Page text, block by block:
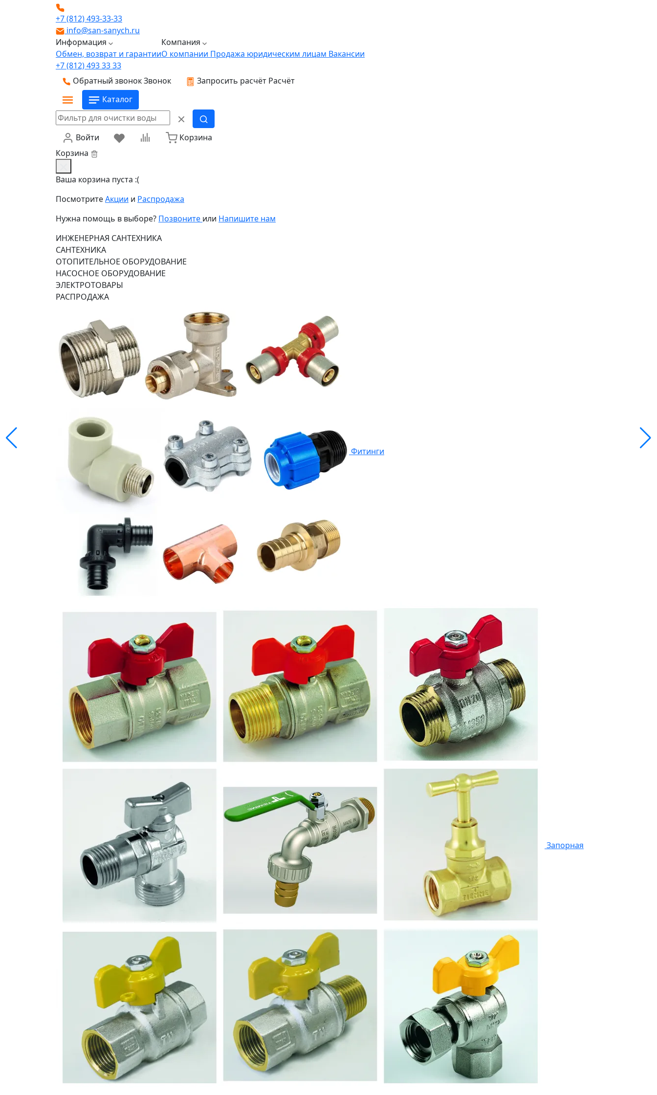
+7 (812) 493-33-33
info@san-sanych.ru
Информация
Обмен, возврат и гарантии
Компания
О компании Продажа юридическим лицам Вакансии
+7 (812) 493 33 33
Обратный звонокЗвонок Запросить расчёт Расчёт
Каталог
Войти
Корзина
Корзина
Ваша корзина пуста :(
ПосмотритеАкции и Распродажа
Нужна помощь в выборе? Позвоните или Напишите нам
ИНЖЕНЕРНАЯ САНТЕХНИКА
САНТЕХНИКА
ОТОПИТЕЛЬНОЕ ОБОРУДОВАНИЕ
НАСОСНОЕ ОБОРУДОВАНИЕ
ЭЛЕКТРОТОВАРЫ
РАСПРОДАЖА
Фитинги
Запорная